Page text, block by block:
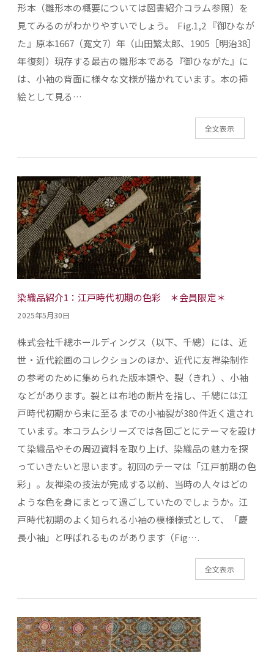
形本（雛形本の概要については図書紹介コラム参照）を
見てみるのがわかりやすいでしょう。 Fig.1,2 『御ひなが
た』原本1667（寛文7）年（山田繁太郎、1905［明治38］
年復刻）現存する最古の雛形本である『御ひながた』に
は、小袖の背面に様々な文様が描かれています。本の挿
絵として見る…
全文表示
染織品紹介1：江戸時代初期の色彩 ＊会員限定＊
2025年5月30日
株式会社千總ホールディングス（以下、千總）には、近
世・近代絵画のコレクションのほか、近代に友禅染制作
の参考のために集められた版本類や、裂（きれ）、小袖
などがあります。裂とは布地の断片を指し、千總には江
戸時代初期から末に至るまでの小袖裂が380件近く遺され
ています。本コラムシリーズでは各回ごとにテーマを設け
て染織品やその周辺資料を取り上げ、染織品の魅力を探
っていきたいと思います。初回のテーマは「江戸前期の色
彩」。友禅染の技法が完成する以前、当時の人々はどの
ような色を身にまとって過ごしていたのでしょうか。江
戸時代初期のよく知られる小袖の模様様式として、「慶
長小袖」と呼ばれるものがあります（Fig….
全文表示